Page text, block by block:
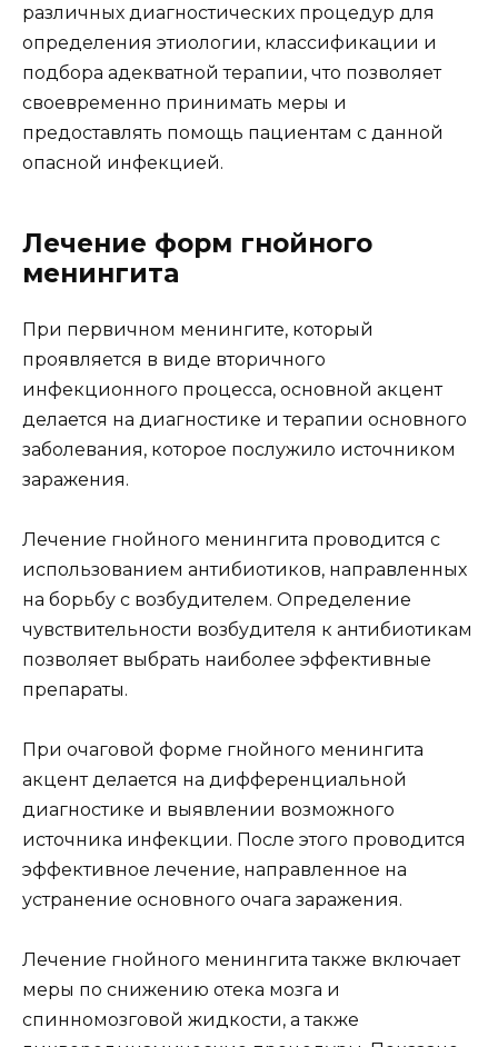
различных диагностических процедур для
определения этиологии, классификации и
подбора адекватной терапии, что позволяет
своевременно принимать меры и
предоставлять помощь пациентам с данной
опасной инфекцией.
Лечение форм гнойного
менингита
При первичном менингите, который
проявляется в виде вторичного
инфекционного процесса, основной акцент
делается на диагностике и терапии основного
заболевания, которое послужило источником
заражения.
Лечение гнойного менингита проводится с
использованием антибиотиков, направленных
на борьбу с возбудителем. Определение
чувствительности возбудителя к антибиотикам
позволяет выбрать наиболее эффективные
препараты.
При очаговой форме гнойного менингита
акцент делается на дифференциальной
диагностике и выявлении возможного
источника инфекции. После этого проводится
эффективное лечение, направленное на
устранение основного очага заражения.
Лечение гнойного менингита также включает
меры по снижению отека мозга и
спинномозговой жидкости, а также